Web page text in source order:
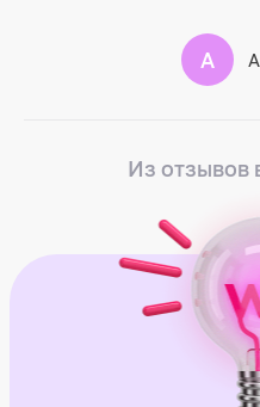
нужно делать… ваша
бронзовый кубок
посту в инете
рассказывали…
за такие деньги
А
Из отзывов